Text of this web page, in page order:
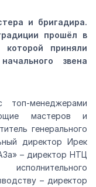
и бригадира.
прошёл в
приняли
звена
топ-менеджерами
мастеров и
генерального
директор Ирек
– директор НТЦ
– директор